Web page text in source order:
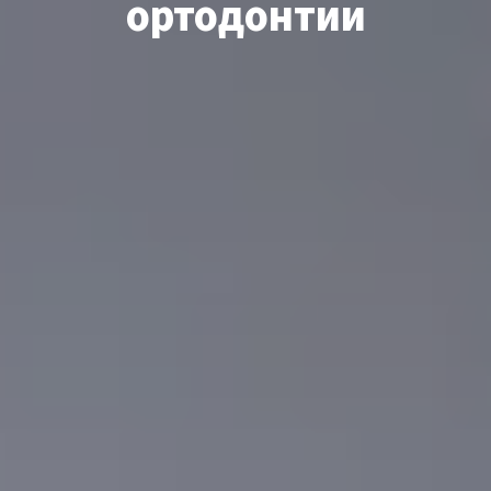
ортодонтии